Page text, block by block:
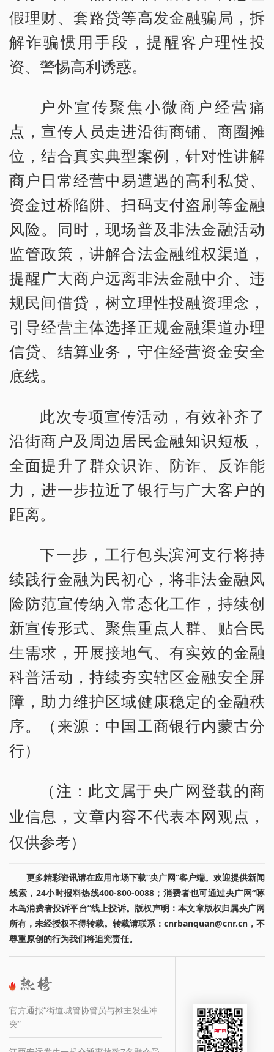
假理财、套路贷等高发金融骗局，拆
解诈骗惯用手段，提醒客户理性投
资、警惕高利诱惑。
户外宣传聚焦小微商户经营痛
点，宣传人员走进沿街商铺、商圈摊
位，结合真实典型案例，针对性讲解
商户日常经营中易遭遇的高利私贷、
资金过桥陷阱、扫码支付盗刷等金融
风险。同时，现场普及非法金融活动
监管政策，讲解合法金融维权渠道，
提醒广大商户远离非法金融中介、违
规民间借贷，树立理性投融资理念，
引导经营主体选择正规金融渠道办理
信贷、结算业务，守住经营资金安全
底线。
此次专项宣传活动，有效补齐了
沿街商户及周边居民金融知识短板，
全面提升了群众识诈、防诈、反诈能
力，进一步拉近了银行与广大客户的
距离。
下一步，工行包头滨河支行将持
续践行金融为民初心，将非法金融风
险防范宣传纳入常态化工作，持续创
新宣传形式、聚焦重点人群、贴合民
生需求，开展接地气、有实效的金融
科普活动，持续夯实辖区金融安全屏
障，助力维护区域健康稳定的金融秩
序。（来源：中国工商银行内蒙古分
行）
（注：此文属于央广网登载的商
业信息，文章内容不代表本网观点，
仅供参考）
更多精彩资讯请在应用市场下载“央广网”客户端。欢迎提供新闻
线索，24小时报料热线400-800-0088；消费者也可通过央广网“啄
木鸟消费者投诉平台”线上投诉。版权声明：本文章版权归属央广网
所有，未经授权不得转载。转载请联系：cnrbanquan@cnr.cn，不
尊重原创的行为我们将追究责任。
官方通报“街道城管协管员与摊主发生冲
突”